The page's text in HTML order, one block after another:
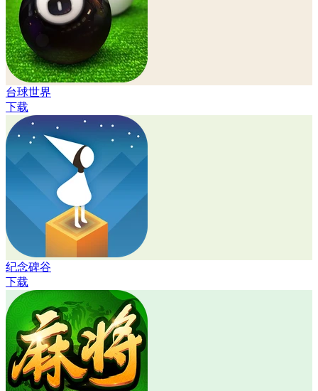
台球世界
下载
纪念碑谷
下载